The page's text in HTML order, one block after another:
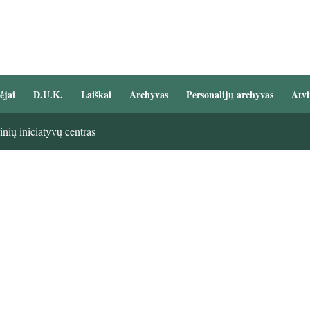
D.U.K. Laiškai Archyvas Personalijų archyvas
iniciatyvų centras